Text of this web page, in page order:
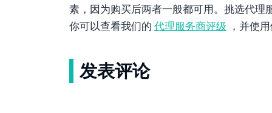
素，因为购买后两者一般都可用。挑选代
你可以查看我们的 代理服务商评级 ，并使
发表评论